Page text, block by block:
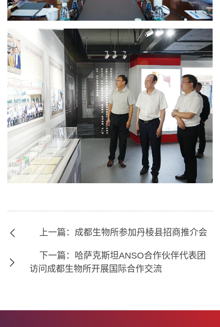
上一篇：成都生物所参加丹棱县招商推介会
下一篇：哈萨克斯坦ANSO合作伙伴代表团
访问成都生物所开展国际合作交流